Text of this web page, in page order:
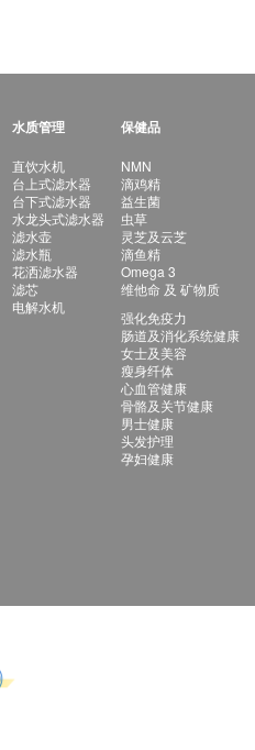
水质管理
直饮水机
台上式滤水器
台下式滤水器
水龙头式滤水器
滤水壶
滤水瓶
花洒滤水器
滤芯
电解水机
保健品
NMN
滴鸡精
益生菌
虫草
灵芝及云芝
滴鱼精
Omega 3
维他命 及 矿物质
强化免疫力
肠道及消化系统健康
女士及美容
瘦身纤体
心血管健康
骨骼及关节健康
男士健康
头发护理
孕妇健康